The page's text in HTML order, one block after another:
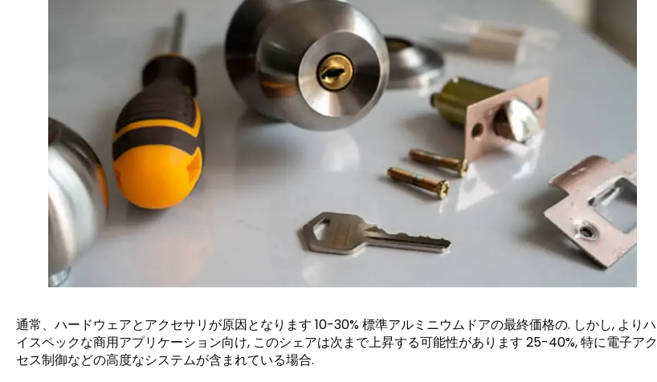
通常、ハードウェアとアクセサリが原因となります 10-30% 標準アルミニウムドアの最終価格の. しかし, よりハ
イスペックな商用アプリケーション向け, このシェアは次まで上昇する可能性があります 25-40%, 特に電子アク
セス制御などの高度なシステムが含まれている場合.